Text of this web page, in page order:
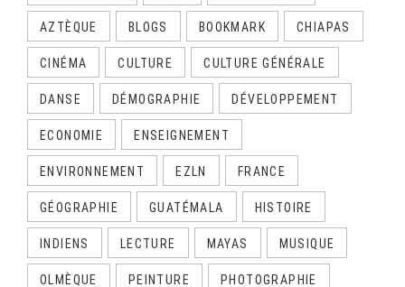
AZTÈQUE BLOGS BOOKMARK CHIAPAS
CINÉMA CULTURE CULTURE GÉNÉRALE
DANSE DÉMOGRAPHIE DÉVELOPPEMENT
ECONOMIE ENSEIGNEMENT
ENVIRONNEMENT EZLN FRANCE
GÉOGRAPHIE GUATÉMALA HISTOIRE
INDIENS LECTURE MAYAS MUSIQUE
OLMÈQUE PEINTURE PHOTOGRAPHIE